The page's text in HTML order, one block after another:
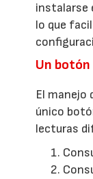
instalarse
lo que
Un
El manejo
único
lecturas